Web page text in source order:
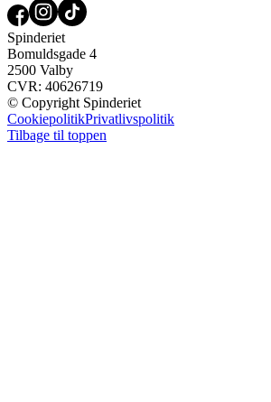
Spinderiet
Bomuldsgade 4
2500 Valby
CVR: 40626719
© Copyright Spinderiet
CookiepolitikPrivatlivspolitik
Tilbage til toppen